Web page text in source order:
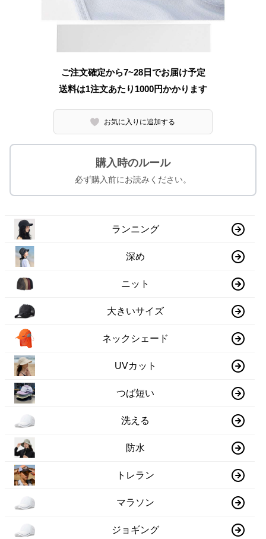
ご注文確定から7~28日でお届け予定
送料は1注文あたり 1000円かかります
お気に入りに追加する
購入時のルール
必ず購入前にお読みください。
ランニング
深め
ニット
大きいサイズ
ネックシェード
UVカット
つば短い
洗える
防水
トレラン
マラソン
ジョギング